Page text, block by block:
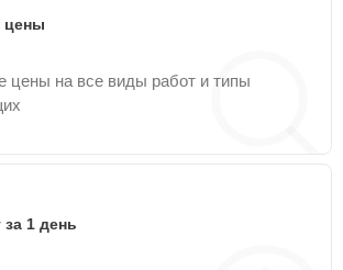
цены
цены на все виды работ и типы
за 1 день